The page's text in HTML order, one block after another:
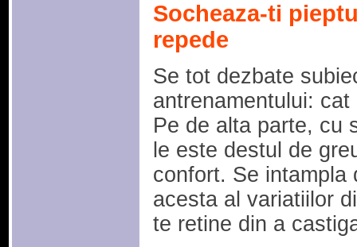
Socheaza-ti
repede
Se tot dezbate
antrenamentului:
Pe de alta parte, cu
le este destul de
confort. Se intampla
acesta al variatiilor
te retine din a